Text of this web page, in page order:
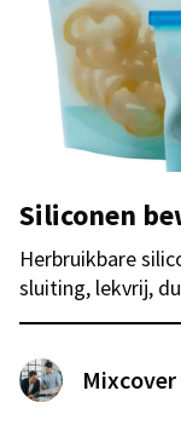
Siliconen
Herbruikbare
sluiting, lekvrij,
Mixcover